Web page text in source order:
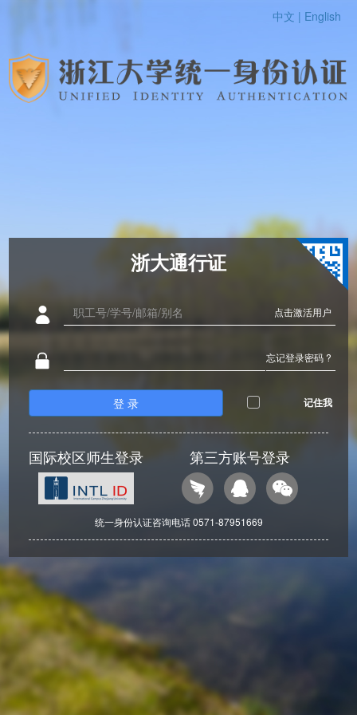
中文 | English
浙大通行证
点击激活用户
忘记登录密码 ?
登 录 记住我
国际校区师生登录 第三方账号登录
统一身份认证咨询电话 0571-87951669